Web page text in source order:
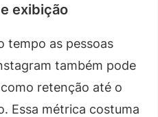
exibição
tempo as pessoas
também pode
retenção até o
Essa métrica costuma